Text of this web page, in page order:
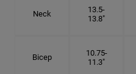
Neck
13.5-
13.8"
Bicep
10.75-
11.3"